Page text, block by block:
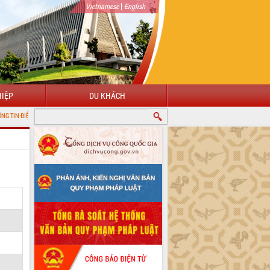
Vietnamese| English
DU KHÁCH
TỈNH ĐẮK LẮK